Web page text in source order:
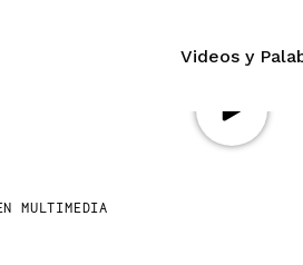
Videos y
MULTIMEDIA